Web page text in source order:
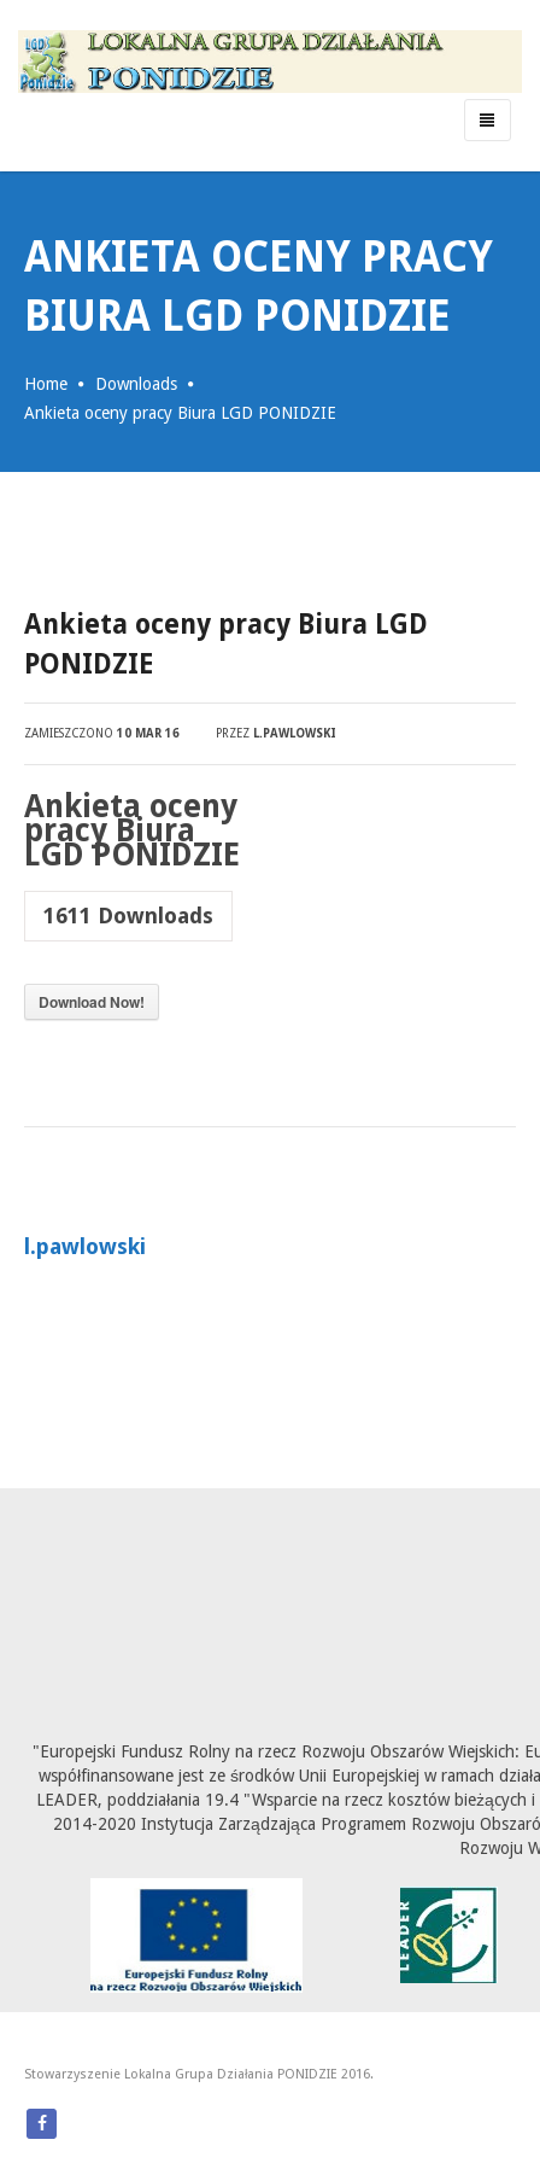
Menu
ANKIETA OCENY PRACY
BIURA LGD PONIDZIE
Home
Downloads
Ankieta oceny pracy Biura LGD PONIDZIE
Ankieta oceny pracy Biura LGD
PONIDZIE
ZAMIESZCZONO 10 MAR 16 PRZEZ L.PAWLOWSKI
Ankieta oceny
pracy Biura
LGD PONIDZIE
1611 Downloads
Download Now!
l.pawlowski
"Europejski Fundusz Rolny na rzecz Rozwoju Obszarów Wiejskich:
współfinansowane jest ze środków Unii Europejskiej w ramach
LEADER, poddziałania 19.4 "Wsparcie na rzecz kosztów
2014-2020 Instytucja Zarządzająca Programem Rozwoju
Rozwoju
Stowarzyszenie Lokalna Grupa Działania PONIDZIE 2016.